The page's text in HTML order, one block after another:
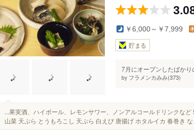
￥6,000～￥7,999
貯まる
7月にオープンしたばか
by フラメンカみみ(373)
...果実酒、ハイボール、レモンサワー、ノンアルコールドリンクな
山菜 天ぷら とうもろこし 天ぷら 白えび 唐揚げ ホタルイカ 春巻き